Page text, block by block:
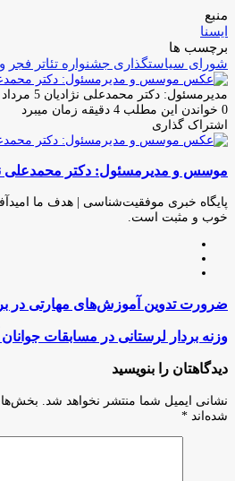
منبع
ایسنا
برچسب ها
شورای سیاستگذاری جشنواره تئاتر فجر
مدیرمسئول: دکتر محمدعلی نژادیان ارسال
ایمیل
5 مرداد 1401 15:00
0 خواندن این مطلب 4 دقیقه زمان میبرد
اشتراک گذاری
فیس
توئیتر
لینکدین
واتس
تلگرام
اشتراک
از
ایمیل
چاپ
موسس و مدیرمسئول: دکتر محمدعلی
پایگاه خبری موفقیت‌شناسی | هدف ما
خوب و مثبت است.
ضرورت
تدوین
آموزش‌های
مهارتی
برنامه
هفتم
توسعه
ضرورت تدوین آموزش‌های مهارتی در
وزنه
لرستانی
مسابقات
جوانان
وزنه بردار لرستانی در مسابقات
دیدگاهتان را بنویسید
نشانی ایمیل شما منتشر نخواهد شد.
شده‌اند *